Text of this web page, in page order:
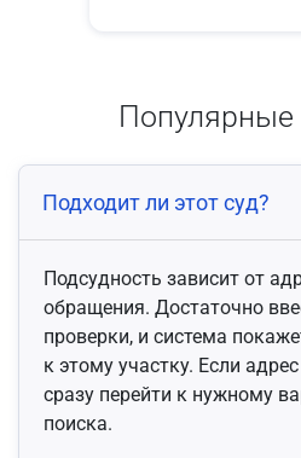
Подходит ли этот суд?
Подсудность зависит от
обращения. Достаточно
проверки, и система
к этому участку. Если
сразу перейти к нужному
поиска.